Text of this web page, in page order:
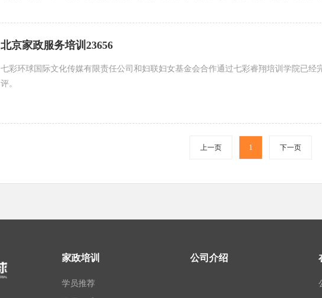
北京家政服务培训23656
七彩环球国际文化传媒有限责任公司和妇联妇女基金会合作通过七彩睿翔培训学院已经
评。
上一页 1 下一页
家政培训
学员推荐
公司介绍